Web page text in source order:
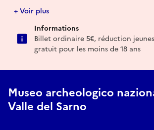
dans le territoire, restituent l’histoire
et habitée depuis l’Antiquité grâce à
de source, la fertilité du sol et la favorable
géographique.
+ Voir plus
Informations
Billet ordinaire 5€, réduction jeunes
gratuit pour les moins de 18 ans
Museo archeologico
Valle del Sarno